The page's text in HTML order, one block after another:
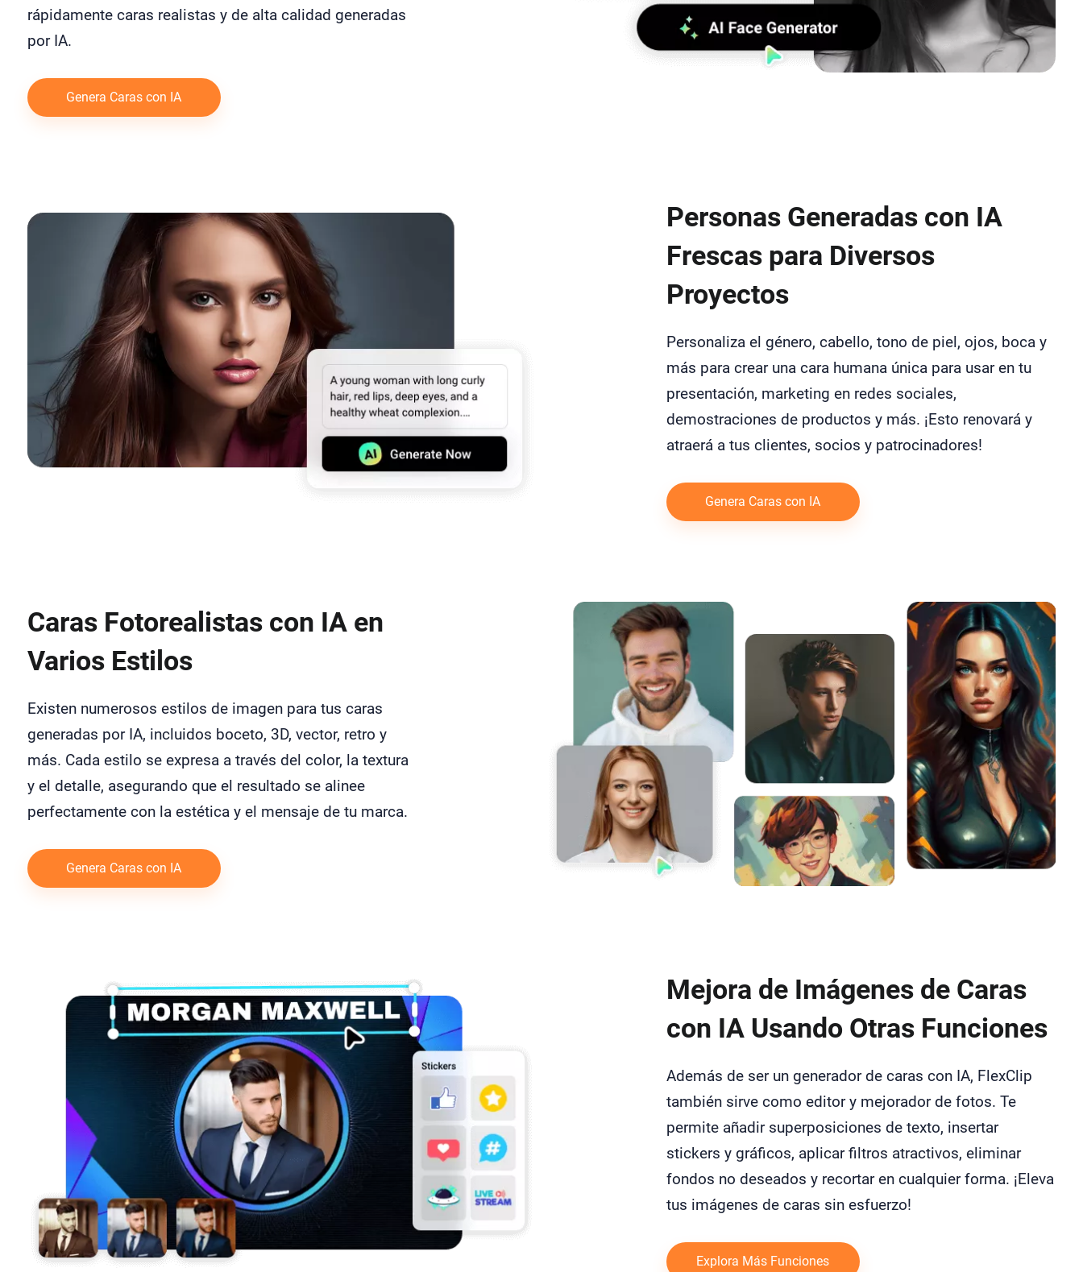
rápidamente caras realistas y de alta calidad generadas
por IA.
Genera Caras con IA
Personas Generadas con IA
Frescas para Diversos
Proyectos
Personaliza el género, cabello, tono de piel, ojos, boca y
más para crear una cara humana única para usar en tu
presentación, marketing en redes sociales,
demostraciones de productos y más. ¡Esto renovará y
atraerá a tus clientes, socios y patrocinadores!
Genera Caras con IA
Caras Fotorealistas con IA en
Varios Estilos
Existen numerosos estilos de imagen para tus caras
generadas por IA, incluidos boceto, 3D, vector, retro y
más. Cada estilo se expresa a través del color, la textura
y el detalle, asegurando que el resultado se alinee
perfectamente con la estética y el mensaje de tu marca.
Genera Caras con IA
Mejora de Imágenes de Caras
con IA Usando Otras Funciones
Además de ser un generador de caras con IA, FlexClip
también sirve como editor y mejorador de fotos. Te
permite añadir superposiciones de texto, insertar
stickers y gráficos, aplicar filtros atractivos, eliminar
fondos no deseados y recortar en cualquier forma. ¡Eleva
tus imágenes de caras sin esfuerzo!
Explora Más Funciones